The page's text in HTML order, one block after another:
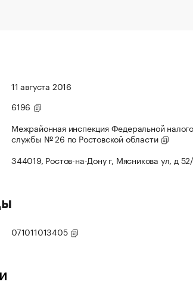
11 августа 2016
6196
Межрайонная инспекция Федеральной
службы № 26 по Ростовской области
344019, Ростов-на-Дону г, Мясникова ул, д
071011013405